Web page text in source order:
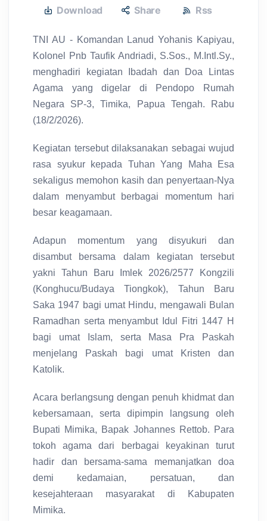
Download Share Rss
TNI AU - Komandan Lanud Yohanis Kapiyau,
Kolonel Pnb Taufik Andriadi, S.Sos., M.Intl.Sy.,
menghadiri kegiatan Ibadah dan Doa Lintas
Agama yang digelar di Pendopo Rumah
Negara SP-3, Timika, Papua Tengah. Rabu
(18/2/2026).
Kegiatan tersebut dilaksanakan sebagai wujud
rasa syukur kepada Tuhan Yang Maha Esa
sekaligus memohon kasih dan penyertaan-Nya
dalam menyambut berbagai momentum hari
besar keagamaan.
Adapun momentum yang disyukuri dan
disambut bersama dalam kegiatan tersebut
yakni Tahun Baru Imlek 2026/2577 Kongzili
(Konghucu/Budaya Tiongkok), Tahun Baru
Saka 1947 bagi umat Hindu, mengawali Bulan
Ramadhan serta menyambut Idul Fitri 1447 H
bagi umat Islam, serta Masa Pra Paskah
menjelang Paskah bagi umat Kristen dan
Katolik.
Acara berlangsung dengan penuh khidmat dan
kebersamaan, serta dipimpin langsung oleh
Bupati Mimika, Bapak Johannes Rettob. Para
tokoh agama dari berbagai keyakinan turut
hadir dan bersama-sama memanjatkan doa
demi kedamaian, persatuan, dan
kesejahteraan masyarakat di Kabupaten
Mimika.